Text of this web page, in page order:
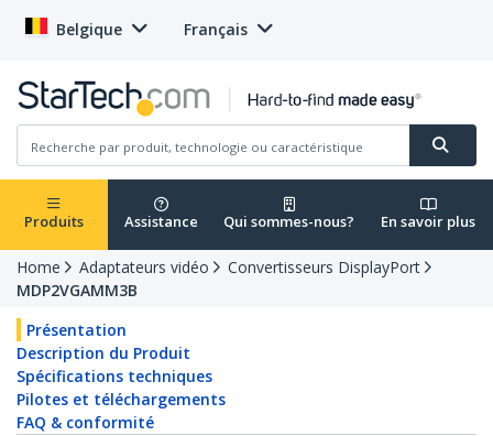
Belgique Français
Produits Assistance Qui sommes-nous? En savoir plus
Home Adaptateurs vidéo
Convertisseurs DisplayPort
MDP2VGAMM3B
Présentation
Description du Produit
Spécifications techniques
Pilotes et téléchargements
FAQ & conformité